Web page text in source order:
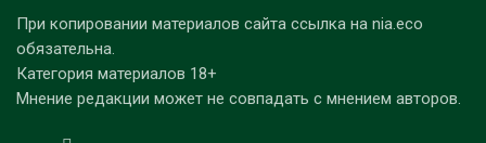
При копировании материалов сайта ссылка на nia.eco
обязательна.
Категория материалов 18+
Мнение редакции может не совпадать с мнением авторов.